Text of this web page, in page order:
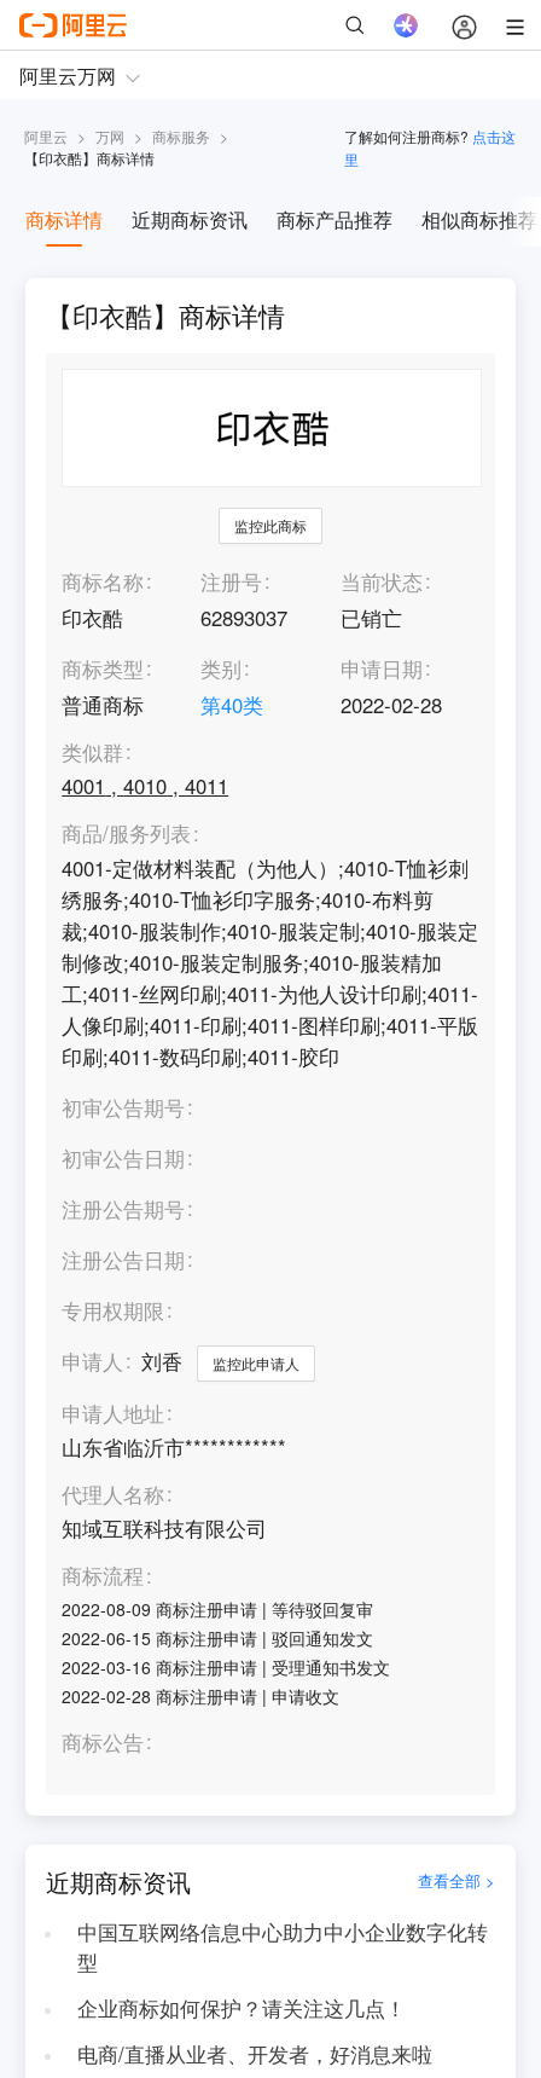
阿里云 > 万网 > 商标服务 >
【印衣酷】商标详情
了解如何注册商标? 点击这
里
商标详情 近期商标资讯 商标产品推荐 相似商标推荐
【印衣酷】商标详情
监控此商标
商标名称
印衣酷
注册号
62893037
当前状态
已销亡
商标类型
普通商标
类别
第40类
申请日期
2022-02-28
类似群
4001 ,4010 ,4011
商品/服务列表
4001-定做材料装配（为他人）;4010-T恤衫刺
绣服务;4010-T恤衫印字服务;4010-布料剪
裁;4010-服装制作;4010-服装定制;4010-服装定
制修改;4010-服装定制服务;4010-服装精加
工;4011-丝网印刷;4011-为他人设计印刷;4011-
人像印刷;4011-印刷;4011-图样印刷;4011-平版
印刷;4011-数码印刷;4011-胶印
初审公告期号
初审公告日期
注册公告期号
注册公告日期
专用权期限
申请人
刘香 监控此申请人
申请人地址
山东省临沂市************
代理人名称
知域互联科技有限公司
商标流程
2022-08-09 商标注册申请 |等待驳回复审
2022-06-15 商标注册申请 |驳回通知发文
2022-03-16 商标注册申请 |受理通知书发文
2022-02-28 商标注册申请 |申请收文
商标公告
近期商标资讯 查看全部 >
中国互联网络信息中心助力中小企业数字化转
型
企业商标如何保护？请关注这几点！
电商/直播从业者、开发者，好消息来啦